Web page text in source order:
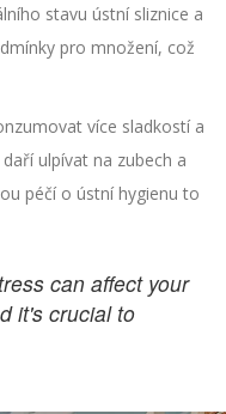
stavu ústní sliznice a
pro množení, což
více sladkostí a
ulpívat na zubech a
péčí o ústní hygienu to
can affect your
it's crucial to